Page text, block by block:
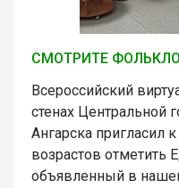
СМОТРИТЕ
Всероссийский
стенах Центральной
Ангарска пригласил
возрастов отметить
объявленный в